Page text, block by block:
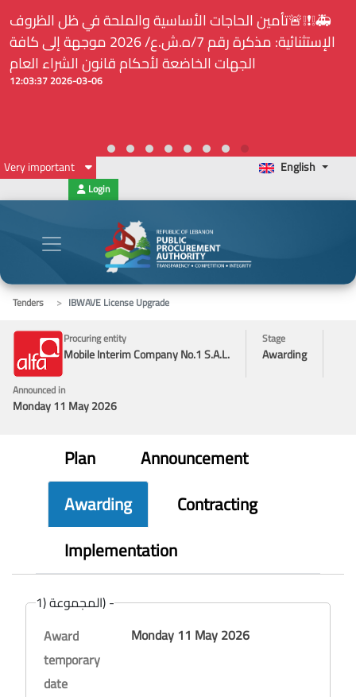
والملحة في ظل الظروف
الإستثنائية: مذكرة رقم 7/ه.ش.ع/ 2026 موجهة إلى كافة
قانون الشراء العام
⚠️... ويكون النشر إلزامياً على
لدى هيئة الشراء العام... الخ. (المادة
Very important English
Login
Tenders
IBWAVE License Upgrade
Procuring entity
Mobile Interim Company No.1 S.A.L.
Stage
Awarding
Announced in
Monday 11 May 2026
Plan
Announcement
Awarding
Contracting
Implementation
المجموعة (1) -
Award
temporary
date
Monday 11 May 2026